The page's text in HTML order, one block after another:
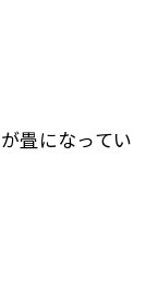
畳になってい